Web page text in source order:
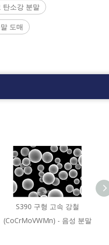
탄소강 분말
도매
S390 구형 고속 강철
(CoCrMoVWMn) - 음성 분말